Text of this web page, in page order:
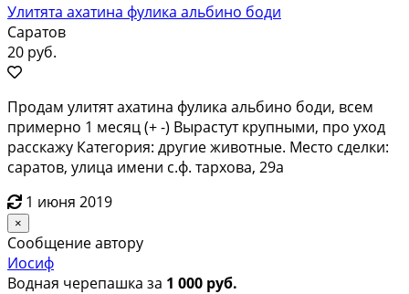
Улитята ахатина фулика альбино боди
Саратов
20 руб.
Продам улитят ахатина фулика альбино боди, всем
примерно 1 месяц (+ -) Вырастут крупными, про уход
расскажу Категория: другие животные. Место сделки:
саратов, улица имени с.ф. тархова, 29а
1 июня 2019
×
Сообщение автору
Иосиф
Водная черепашка за 1 000 руб.